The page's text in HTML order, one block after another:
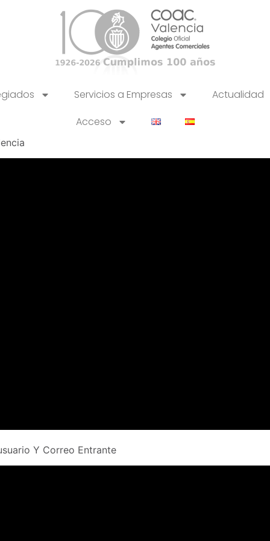
Servicios a Empresas Actualidad
Acceso
Y Correo Entrante